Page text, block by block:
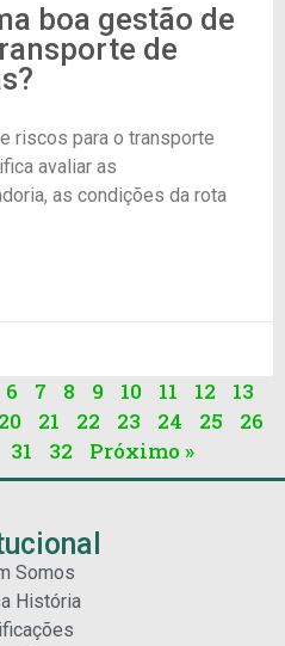
boa gestão de
de
riscos para o transporte
avaliar as
as condições da rota
6 7 8 9 10 11 12
13
20 21 22 23 24 25
26
31 32 Próximo »
Somos
História